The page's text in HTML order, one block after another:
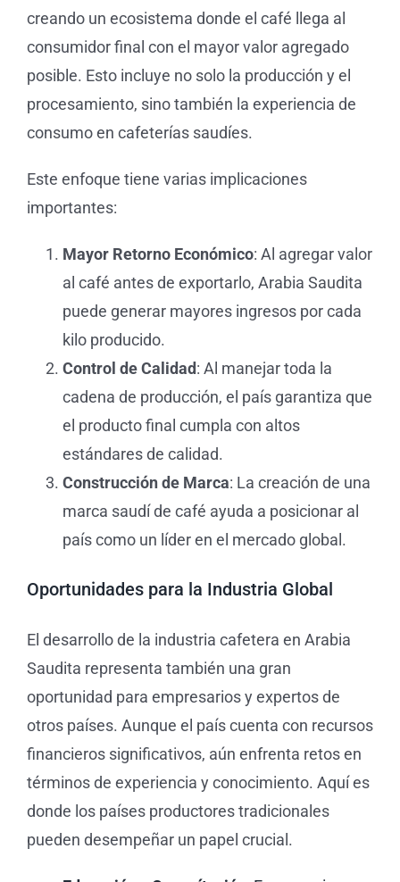
creando un ecosistema donde el café llega al
consumidor final con el mayor valor agregado
posible. Esto incluye no solo la producción y el
procesamiento, sino también la experiencia de
consumo en cafeterías saudíes.
Este enfoque tiene varias implicaciones
importantes:
Mayor Retorno Económico: Al agregar valor
al café antes de exportarlo, Arabia Saudita
puede generar mayores ingresos por cada
kilo producido.
Control de Calidad: Al manejar toda la
cadena de producción, el país garantiza que
el producto final cumpla con altos
estándares de calidad.
Construcción de Marca: La creación de una
marca saudí de café ayuda a posicionar al
país como un líder en el mercado global.
Oportunidades para la Industria Global
El desarrollo de la industria cafetera en Arabia
Saudita representa también una gran
oportunidad para empresarios y expertos de
otros países. Aunque el país cuenta con recursos
financieros significativos, aún enfrenta retos en
términos de experiencia y conocimiento. Aquí es
donde los países productores tradicionales
pueden desempeñar un papel crucial.